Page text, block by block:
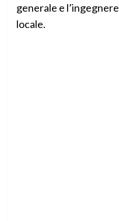
generale e
locale.